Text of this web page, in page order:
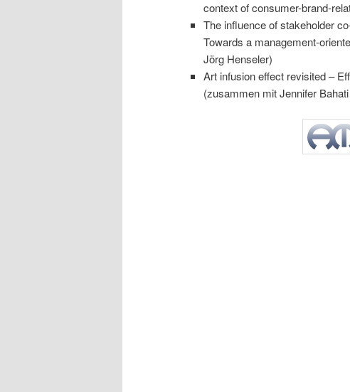
context of consumer-brand-
The influence of stakeholder
Towards a management-
Jörg Henseler)
Art infusion effect revisited –
(zusammen mit Jennifer